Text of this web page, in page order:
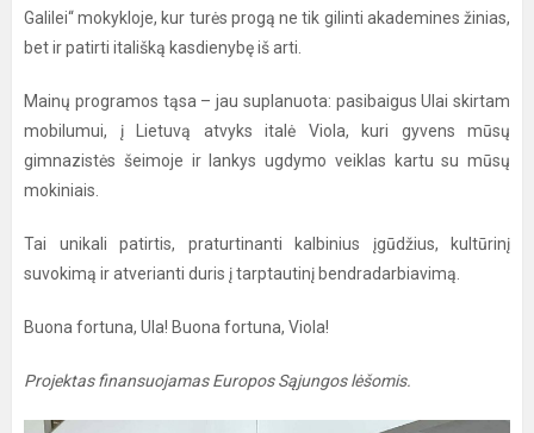
Galilei“ mokykloje, kur turės progą ne tik gilinti akademines žinias,
bet ir patirti itališką kasdienybę iš arti.
Mainų programos tąsa – jau suplanuota: pasibaigus Ulai skirtam
mobilumui, į Lietuvą atvyks italė Viola, kuri gyvens mūsų
gimnazistės šeimoje ir lankys ugdymo veiklas kartu su mūsų
mokiniais.
Tai unikali patirtis, praturtinanti kalbinius įgūdžius, kultūrinį
suvokimą ir atverianti duris į tarptautinį bendradarbiavimą.
Buona fortuna, Ula! Buona fortuna, Viola!
Projektas finansuojamas Europos Sąjungos lėšomis.